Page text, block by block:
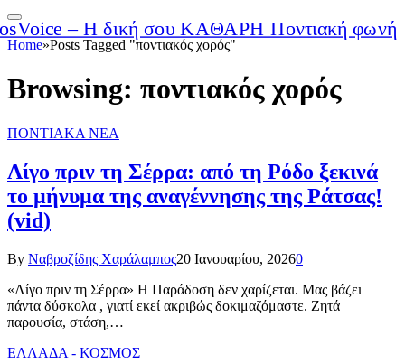
Home»Posts Tagged "ποντιακός χορός"
Browsing: ποντιακός χορός
ΠΟΝΤΙΑΚΑ ΝΕΑ
Λίγο πριν τη Σέρρα: από τη Ρόδο ξεκινά
το μήνυμα της αναγέννησης της Ράτσας!
(vid)
By Ναβροζίδης Χαράλαμπος20 Ιανουαρίου, 20260
«Λίγο πριν τη Σέρρα» Η Παράδοση δεν χαρίζεται. Μας βάζει
πάντα δύσκολα , γιατί εκεί ακριβώς δοκιμαζόμαστε. Ζητά
παρουσία, στάση,…
ΕΛΛΑΔΑ - ΚΟΣΜΟΣ